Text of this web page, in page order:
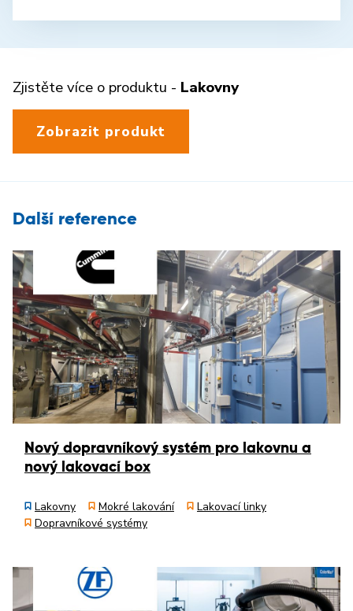
Zjistěte více o produktu - Lakovny
Zobrazit produkt
Další reference
Nový dopravníkový systém pro lakovnu a
nový lakovací box
Lakovny Mokré lakování
Lakovací linky
Dopravníkové systémy